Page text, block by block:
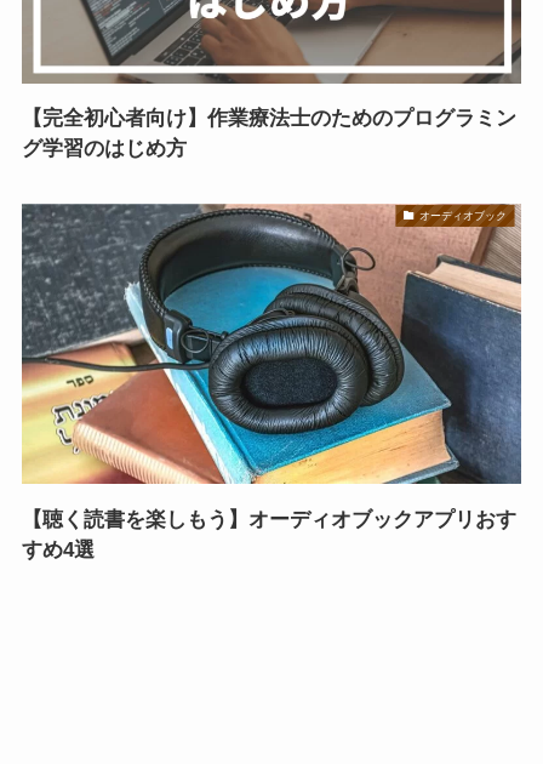
【完全初心者向け】作業療法士のためのプログラミン
グ学習のはじめ方
オーディオブック
【聴く読書を楽しもう】オーディオブックアプリおす
すめ4選